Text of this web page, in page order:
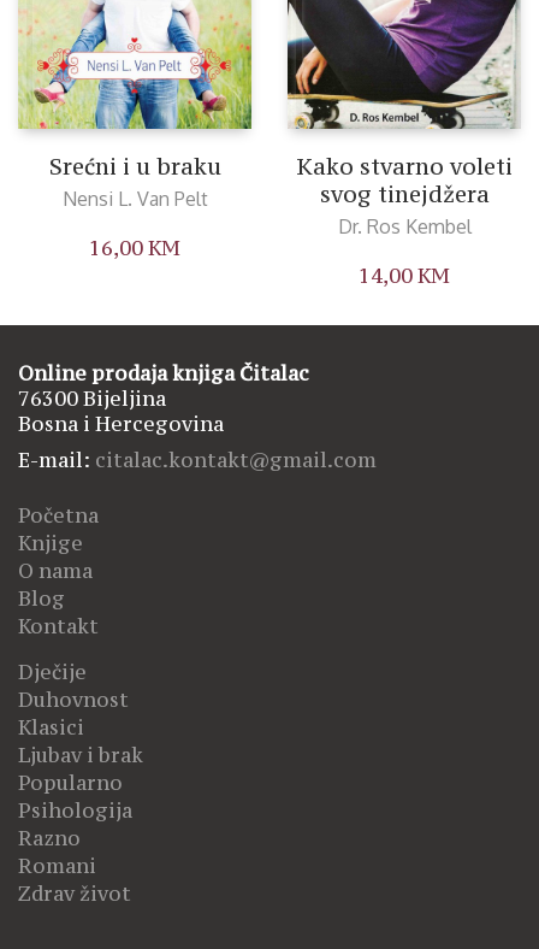
Srećni i u braku
Nensi L. Van Pelt
16,00KM
Kako stvarno voleti
svog tinejdžera
Dr. Ros Kembel
14,00KM
Online prodaja knjiga Čitalac
76300 Bijeljina
Bosna i Hercegovina
E-mail: citalac.kontakt@gmail.com
Početna
Knjige
O nama
Blog
Kontakt
Dječije
Duhovnost
Klasici
Ljubav i brak
Popularno
Psihologija
Razno
Romani
Zdrav život